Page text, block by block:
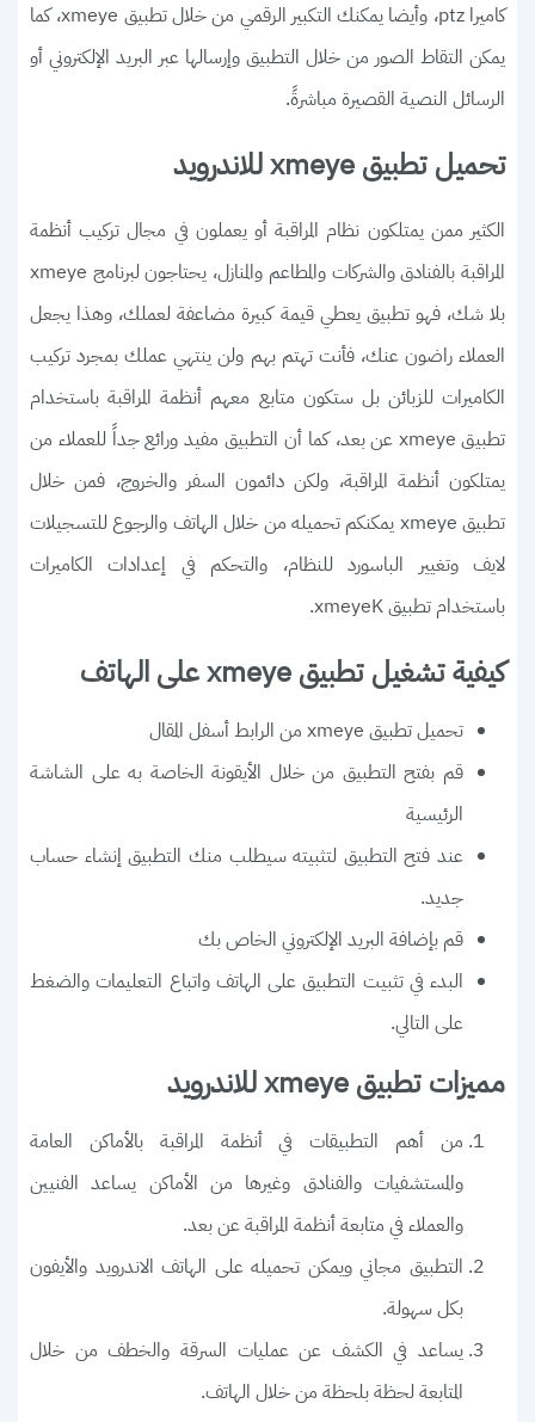
كاميرا ptz، وأيضا يمكنك التكبير الرقمي من خلال تطبيق xmeye، كما
يمكن التقاط الصور من خلال التطبيق وإرسالها عبر البريد الإلكتروني أو
الرسائل النصية القصيرة مباشرةً.
تحميل تطبيق xmeye للاندرويد
الكثير ممن يمتلكون نظام المراقبة أو يعملون في مجال تركيب أنظمة
المراقبة بالفنادق والشركات والمطاعم والمنازل، يحتاجون لبرنامج xmeye
بلا شك، فهو تطبيق يعطي قيمة كبيرة مضاعفة لعملك، وهذا يجعل
العملاء راضون عنك، فأنت تهتم بهم ولن ينتهي عملك بمجرد تركيب
الكاميرات للزبائن بل ستكون متابع معهم أنظمة المراقبة باستخدام
تطبيق xmeye عن بعد، كما أن التطبيق مفيد ورائع جداً للعملاء من
يمتلكون أنظمة المراقبة، ولكن دائمون السفر والخروج، فمن خلال
تطبيق xmeye يمكنكم تحميله من خلال الهاتف والرجوع للتسجيلات
لايف وتغيير الباسورد للنظام، والتحكم في إعدادات الكاميرات
باستخدام تطبيق xmeyeK.
كيفية تشغيل تطبيق xmeye على الهاتف
تحميل تطبيق xmeye من الرابط أسفل المقال
قم بفتح التطبيق من خلال الأيقونة الخاصة به على الشاشة
الرئيسية
عند فتح التطبيق لتثبيته سيطلب منك التطبيق إنشاء حساب
جديد.
قم بإضافة البريد الإلكتروني الخاص بك
البدء في تثبيت التطبيق على الهاتف واتباع التعليمات والضغط
على التالي.
مميزات تطبيق xmeye للاندرويد
من أهم التطبيقات في أنظمة المراقبة بالأماكن العامة
والمستشفيات والفنادق وغيرها من الأماكن يساعد الفنيين
والعملاء في متابعة أنظمة المراقبة عن بعد.
التطبيق مجاني ويمكن تحميله على الهاتف الاندرويد والأيفون
بكل سهولة.
يساعد في الكشف عن عمليات السرقة والخطف من خلال
المتابعة لحظة بلحظة من خلال الهاتف.